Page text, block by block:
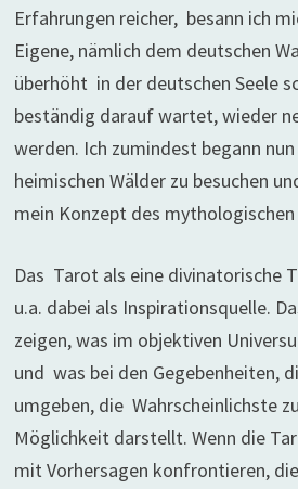
Erfahrungen reicher, besann ich
Eigene, nämlich dem deutschen
überhöht in der deutschen Seele
beständig darauf wartet, wieder
werden. Ich zumindest begann
heimischen Wälder zu besuchen
mein Konzept des mythologischen
Das Tarot als eine divinatorische
u.a. dabei als Inspirationsquelle.
zeigen, was im objektiven
und was bei den Gegebenheiten,
umgeben, die Wahrscheinlichste
Möglichkeit darstellt. Wenn die
mit Vorhersagen konfrontieren,